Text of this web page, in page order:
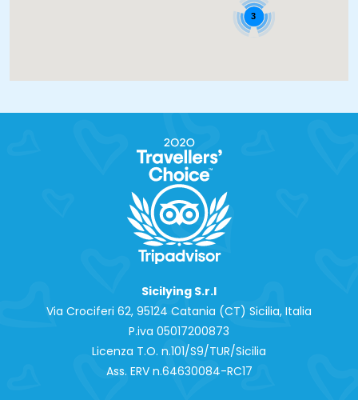
3
Sicilying S.r.l
Via Crociferi 62, 95124 Catania (CT) Sicilia, Italia
P.iva 0‍5017200873
Licenza T.O. n.101/S9/TUR/Sicilia
Ass. ERV n.64630084-RC17